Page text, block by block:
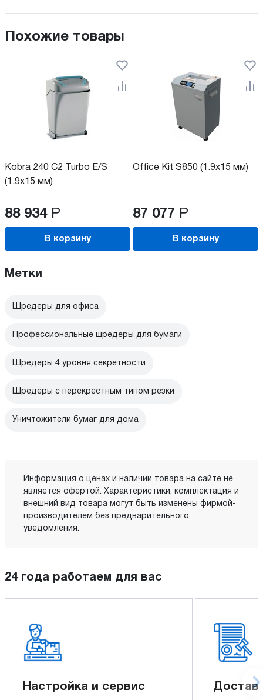
Похожие товары
Kobra 240 C2 Turbo E/S
(1.9x15 мм)
88 934 Р
В корзину
Office Kit S850 (1.9x15 мм)
87 077 Р
В корзину
Метки
Шредеры для офиса
Профессиональные шредеры для бумаги
Шредеры 4 уровня секретности
Шредеры с перекрестным типом резки
Уничтожители бумаг для дома
Информация о ценах и наличии товара на сайте не
является офертой. Характеристики, комплектация и
внешний вид товара могут быть изменены фирмой-
производителем без предварительного
уведомления.
24 года работаем для вас
Настройка и сервис